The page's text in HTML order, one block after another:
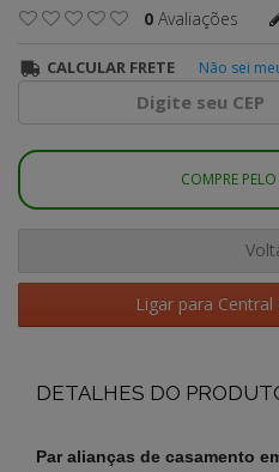
0 Avaliações
CALCULAR FRETE Não sei
COMPRE
Ligar para
DETALHES DO
Par alianças de casamento